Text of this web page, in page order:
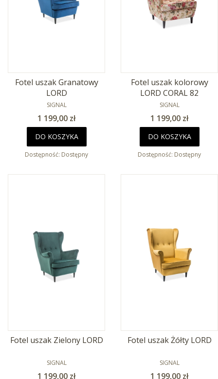
Fotel uszak Granatowy
LORD
PRODUCENT
SIGNAL
Cena
1 199,00 zł
DO KOSZYKA
Dostępność: Dostępny
Fotel uszak kolorowy
LORD CORAL 82
PRODUCENT
SIGNAL
Cena
1 199,00 zł
DO KOSZYKA
Dostępność: Dostępny
Fotel uszak Zielony LORD
PRODUCENT
SIGNAL
Cena
1 199,00 zł
Fotel uszak Żółty LORD
PRODUCENT
SIGNAL
Cena
1 199,00 zł